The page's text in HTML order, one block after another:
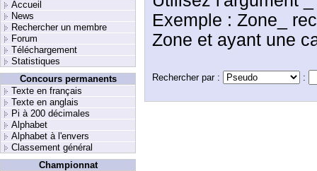
Accueil
News
Rechercher un membre
Forum
Téléchargement
Statistiques
Concours permanents
Texte en français
Texte en anglais
Pi à 200 décimales
Alphabet
Alphabet à l'envers
Classement général
Championnat
Exemple : Zone_
Zone et ayant une
Rechercher par : :